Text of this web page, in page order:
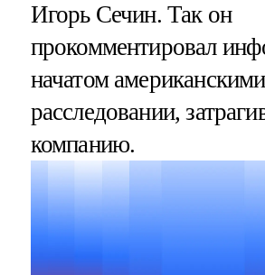
Игорь Сечин. Так он
прокомментировал
начатом
расследовании,
компанию.